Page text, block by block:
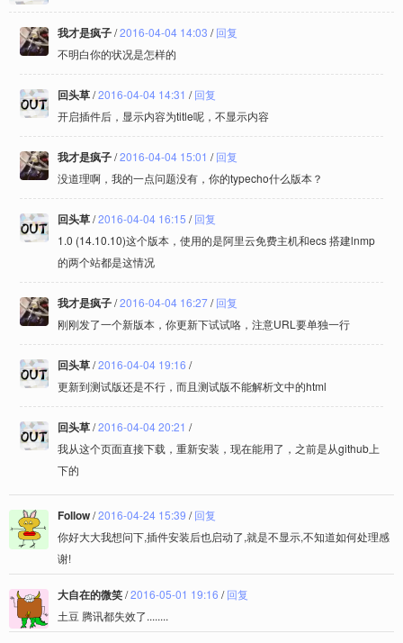
我才是疯子/2016-04-04 14:03 /回复
不明白你的状况是怎样的
回头草/2016-04-04 14:31 /回复
开启插件后，显示内容为title呢，不显示内容
我才是疯子/2016-04-04 15:01 /回复
没道理啊，我的一点问题没有，你的typecho什么版本？
回头草/2016-04-04 16:15 /回复
1.0 (14.10.10)这个版本，使用的是阿里云免费主机和ecs 搭建lnmp
的两个站都是这情况
我才是疯子/2016-04-04 16:27/回复
刚刚发了一个新版本，你更新下试试咯，注意URL要单独一行
回头草/2016-04-04 19:16 /
更新到测试版还是不行，而且测试版不能解析文中的html
回头草/2016-04-04 20:21 /
我从这个页面直接下载，重新安装，现在能用了，之前是从github上
下的
Follow/2016-04-24 15:39 /回复
你好大大我想问下,插件安装后也启动了,就是不显示,不知道如何处理感
谢!
大自在的微笑/2016-05-01 19:16 /回复
土豆 腾讯都失效了........